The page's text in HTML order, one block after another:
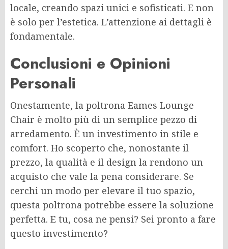
locale, creando spazi unici e sofisticati. E non
è solo per l’estetica. L’attenzione ai dettagli è
fondamentale.
Conclusioni e Opinioni
Personali
Onestamente, la poltrona Eames Lounge
Chair è molto più di un semplice pezzo di
arredamento. È un investimento in stile e
comfort. Ho scoperto che, nonostante il
prezzo, la qualità e il design la rendono un
acquisto che vale la pena considerare. Se
cerchi un modo per elevare il tuo spazio,
questa poltrona potrebbe essere la soluzione
perfetta. E tu, cosa ne pensi? Sei pronto a fare
questo investimento?